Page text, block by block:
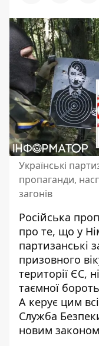
Українські
пропаганди,
загонів
Російська
про те, що у
партизанські
призовного
території ЄС,
таємної
А керує цим
Служба
новим законом